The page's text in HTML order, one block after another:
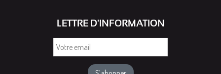
LETTRE D'INFORMATION